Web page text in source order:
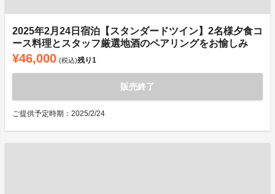
2025年2月24日宿泊【スタンダードツイン】2名様夕食コ
ース料理とスタッフ厳選地酒のペアリングをお愉しみ
¥46,000 (税込)残り1
販売終了
ご提供予定時期：2025/2/24